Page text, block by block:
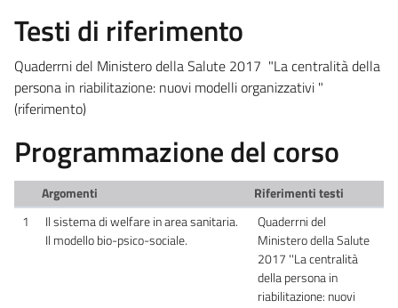
Testi di riferimento
Quaderrni del Ministero della Salute 2017 "La centralità della
persona in riabilitazione: nuovi modelli organizzativi "
(riferimento)
Programmazione del corso
Argomenti
Riferimenti testi
1
Il sistema di welfare in area sanitaria.
Il modello bio-psico-sociale.
Quaderrni del
Ministero della Salute
2017 ''La centralità
della persona in
riabilitazione: nuovi